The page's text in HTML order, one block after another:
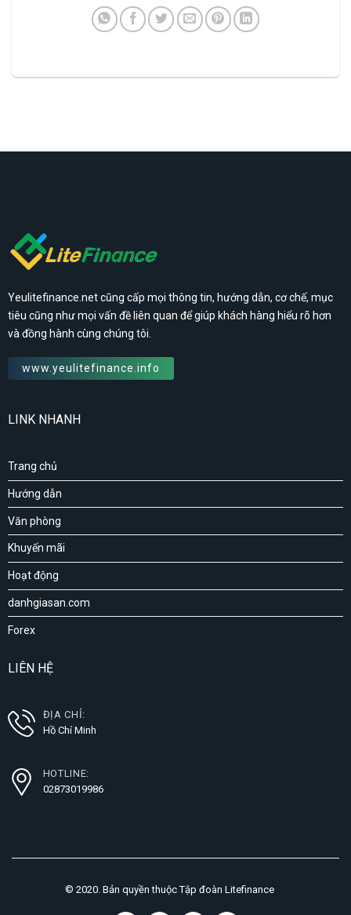
Yeulitefinance.net cũng cấp mọi thông tin, hướng dẫn, cơ chế, mục
tiêu cũng như mọi vấn đề liên quan để giúp khách hàng hiểu rõ hơn
và đồng hành cùng chúng tôi.
www.yeulitefinance.info
LINK NHANH
Trang chủ
Hướng dẫn
Văn phòng
Khuyến mãi
Hoạt động
danhgiasan.com
Forex
LIÊN HỆ
ĐỊA CHỈ:
Hồ Chí Minh
HOTLINE:
02873019986
© 2020. Bản quyền thuộc Tập đoàn Litefinance